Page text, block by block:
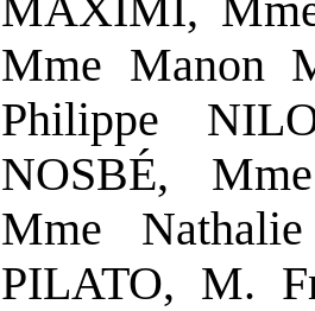
MAXIMI,
Mme Manon
Philippe
NOSBÉ,
Mme
PILATO, M.